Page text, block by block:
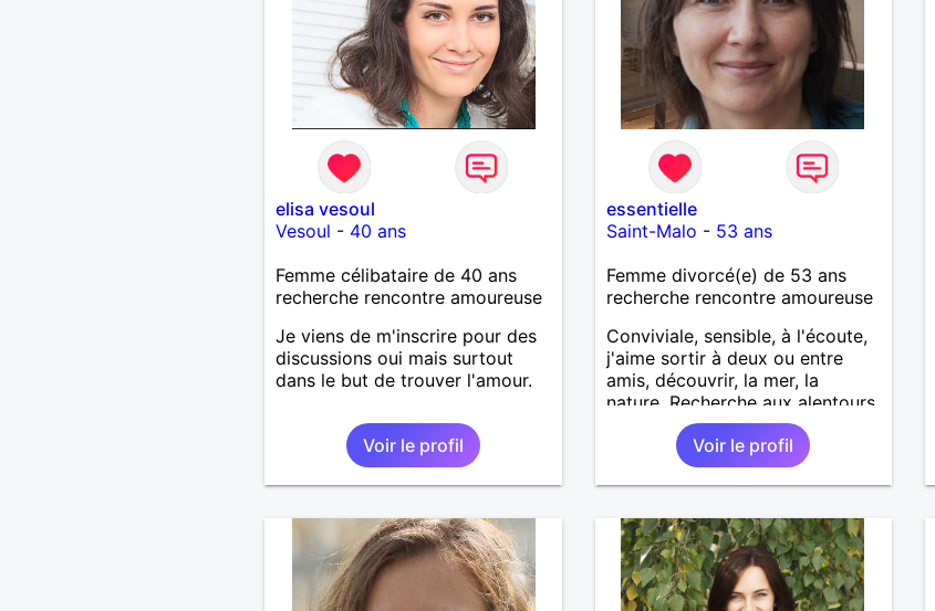
elisa vesoul
Vesoul - 40 ans
Femme célibataire de 40 ans
recherche rencontre amoureuse
Je viens de m'inscrire pour des
discussions oui mais surtout
dans le but de trouver l'amour.
Voir le profil
essentielle
Saint-Malo - 53 ans
Femme divorcé(e) de 53 ans
recherche rencontre amoureuse
Conviviale, sensible, à l'écoute,
j'aime sortir à deux ou entre
amis, découvrir, la mer, la
nature. Recherche aux alentours
de Saint-Malo
Voir le profil